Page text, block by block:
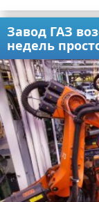
Завод ГАЗ
недель